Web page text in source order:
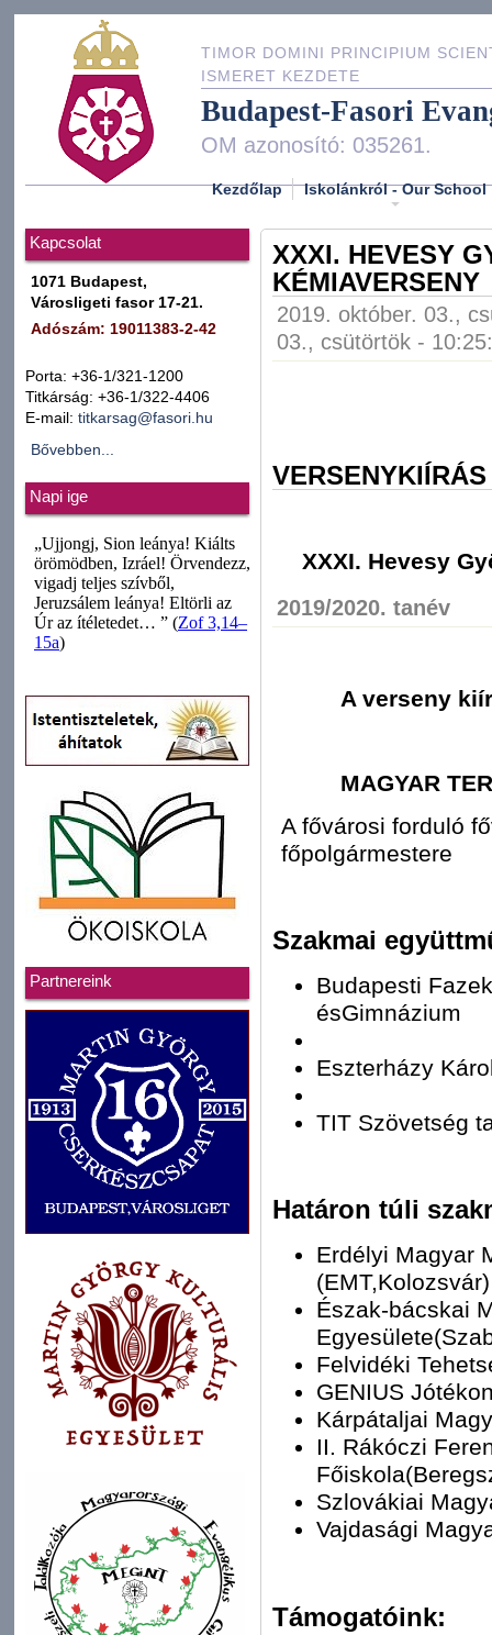
TIMOR DOMINI PRINCIPIUM
ISMERET KEZDETE
Budapest-Fasori
OM azonosító: 035261.
Kezdőlap Iskolánkról - Our School
Kapcsolat
1071 Budapest,
Városligeti fasor 17-21.
Adószám: 19011383-2-42
Porta: +36-1/321-1200
Titkárság: +36-1/322-4406
E-mail: titkarsag@fasori.hu
Bővebben...
Napi ige
Partnereink
XXXI. HEVESY
KÉMIAVERSENY
2019. október. 03.,
03., csütörtök -
VERSENYKIÍRÁS
XXXI. Hevesy
2019/2020. tanév
A verseny
MAGYAR
A fővárosi forduló
főpolgármestere
Szakmai
Budapesti
ésGimnázium
Eszterházy
TIT Szövetség
Határon túli
Erdélyi Magyar
(EMT,Kolozsvár)
Észak-bácskai
Felvidéki
GENIUS
Kárpátaljai
II. Rákóczi
Szlovákiai
Vajdasági
Támogatóink: